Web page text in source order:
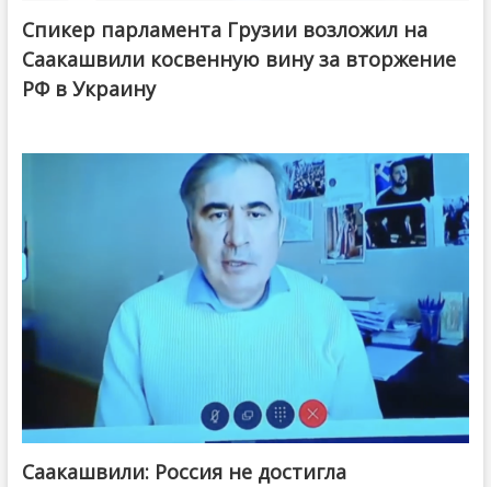
Спикер парламента Грузии возложил на
Саакашвили косвенную вину за вторжение
РФ в Украину
Саакашвили: Россия не достигла